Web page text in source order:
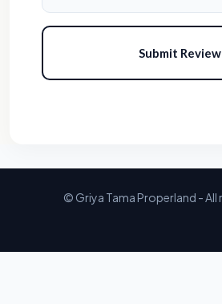
Submit Review
© Griya Tama Properland - All